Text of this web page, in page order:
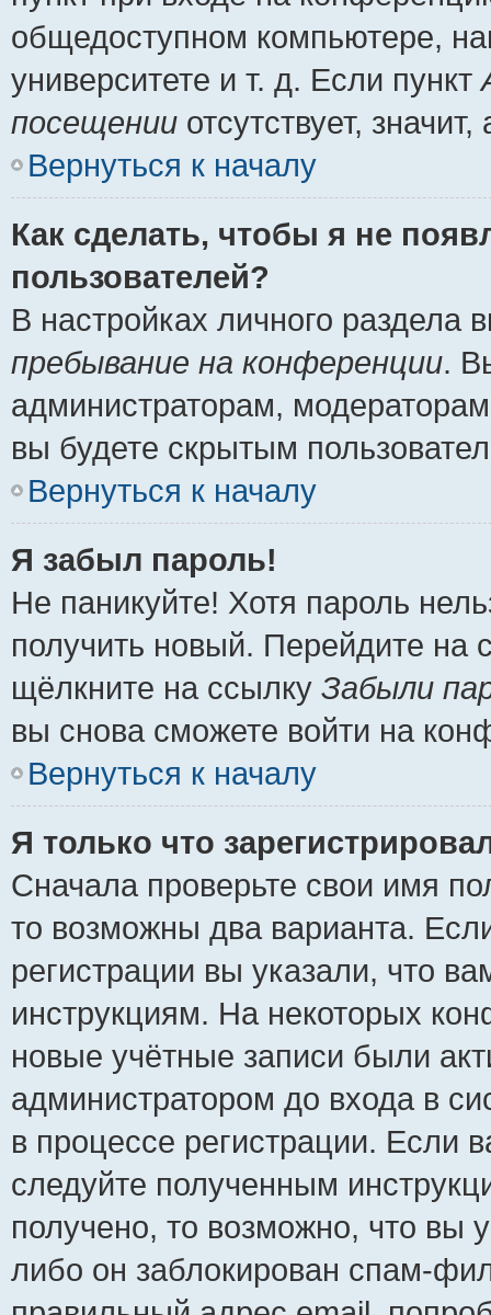
общедоступном компьютере,
университете и т. д. Если пункт
посещении отсутствует,
Вернуться к началу
Как сделать, чтобы я не
пользователей?
В настройках личного
пребывание на конференции.
администраторам,
вы будете скрытым
Вернуться к началу
Я забыл пароль!
Не паникуйте! Хотя пароль
получить новый. Перейдите на
щёлкните на ссылку Забыли
вы снова сможете войти на
Вернуться к началу
Я только что
Сначала проверьте свои имя
то возможны два варианта.
регистрации вы указали, что
инструкциям. На некоторых
новые учётные записи были
администратором до входа в
в процессе регистрации.
следуйте полученным
получено, то возможно, что вы
либо он заблокирован спам-